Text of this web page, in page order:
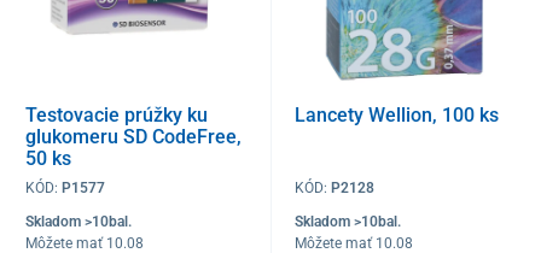
Testovacie prúžky ku
glukomeru SD CodeFree,
50 ks
KÓD: P1577
Skladom >10bal.
Môžete mať 10.08
Lancety Wellion, 100 ks
KÓD:P2128
Skladom >10bal.
Môžete mať 10.08